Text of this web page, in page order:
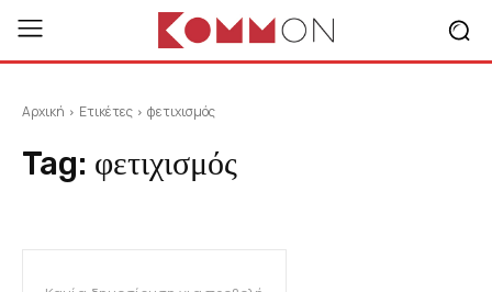
Αρχική Ετικέτες φετιχισμός
Tag: φετιχισμός